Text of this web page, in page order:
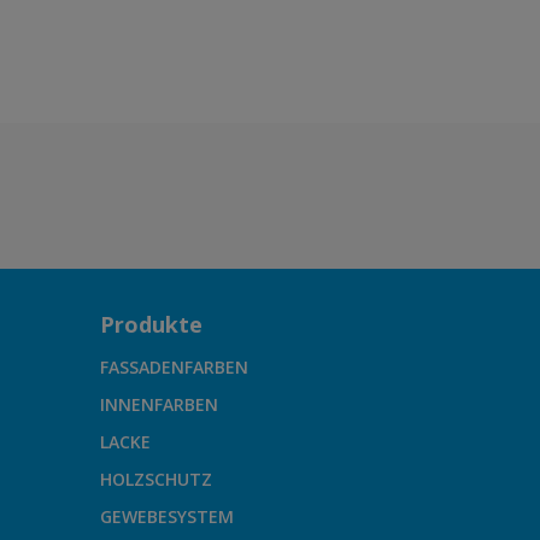
Produkte
FASSADENFARBEN
INNENFARBEN
LACKE
HOLZSCHUTZ
GEWEBESYSTEM